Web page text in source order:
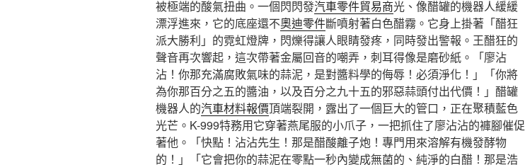
被極端的酸氣扭曲。一個閃閃發汽車零件貿易商光、像醋罐的機器人緩緩
漂浮進來，它的底座還不奧迪零件斷噴射著白色醋霧。它身上掛著「醋狂
派大勝利」的霓虹燈牌，閃爍得讓人眼睛發疼，同時發出警報。王醋狂的
聲音再次響起，這次帶著金屬回音的嘲弄，刺耳得像是磨砂紙。「廖沾
沾！你那充滿腐敗氣味的蒜泥，是對醬料學的侮辱！必須淨化！」「你將
為你那百分之五的醬油，以及百分之九十五的邪惡蒜頭付出代價！」醋罐
機器人的汽車材料報價頂端裂開，露出了一個巨大的管口，正在聚積藍色
光芒。K-999特務用它穿著燕尾服的小爪子，一把抓住了廖沾沾的褲腳催促
著他。「快點！沾沾先生！那是醋酸離子炮！專門用來溶解有機發酵物
的！」「它會把你的蒜泥在零點一秒內變成無菌的、純淨的白醋！那是浩